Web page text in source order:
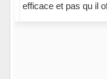
efficace et pas qu il